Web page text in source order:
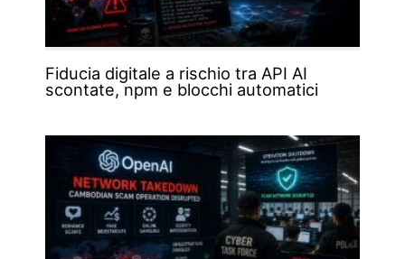
Fiducia digitale a rischio tra API AI
scontate, npm e blocchi automatici